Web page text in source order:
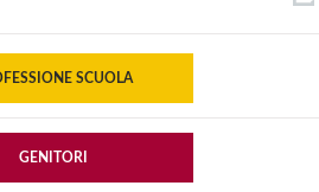
SCUOLA
GENITORI